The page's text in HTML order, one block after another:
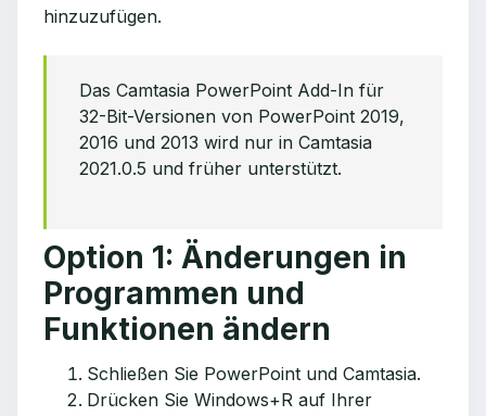
hinzuzufügen.
Das Camtasia PowerPoint Add-In für
32-Bit-Versionen von PowerPoint 2019,
2016 und 2013 wird nur in Camtasia
2021.0.5 und früher unterstützt.
Option 1: Änderungen in
Programmen und
Funktionen ändern
Schließen Sie PowerPoint und Camtasia.
Drücken Sie Windows+R auf Ihrer